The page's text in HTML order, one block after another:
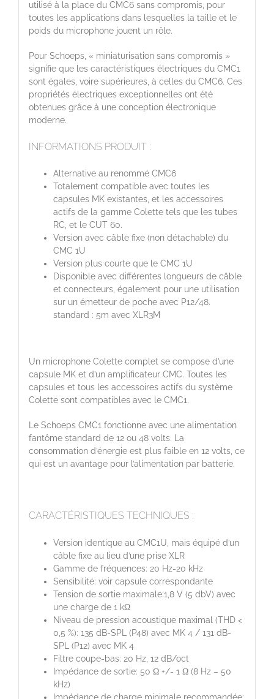
utilisé à la place du CMC6 sans compromis, pour
toutes les applications dans lesquelles la taille et le
poids du microphone jouent un rôle.
Pour Schoeps, « miniaturisation sans compromis »
signifie que les caractéristiques électriques du CMC1
sont égales, voire supérieures, à celles du CMC6. Ces
propriétés électriques exceptionnelles ont été
obtenues grâce à une conception électronique
moderne.
INFORMATIONS PRODUIT :
Alternative au renommé CMC6
Totalement compatible avec toutes les
capsules MK existantes, et les accessoires
actifs de la gamme Colette tels que les tubes
RC, et le CUT 60.
Version avec câble fixe (non détachable) du
CMC 1U
Version plus courte que le CMC 1U
Disponible avec différentes longueurs de câble
et connecteurs, également pour une utilisation
sur un émetteur de poche avec P12/48.
standard : 5m avec XLR3M
Un microphone Colette complet se compose d’une
capsule MK et d’un amplificateur CMC. Toutes les
capsules et tous les accessoires actifs du système
Colette sont compatibles avec le CMC1.
Le Schoeps CMC1 fonctionne avec une alimentation
fantôme standard de 12 ou 48 volts. La
consommation d’énergie est plus faible en 12 volts, ce
qui est un avantage pour l’alimentation par batterie.
CARACTÉRISTIQUES TECHNIQUES :
Version identique au CMC1U, mais équipé d’un
câble fixe au lieu d’une prise XLR
Gamme de fréquences: 20 Hz-20 kHz
Sensibilité: voir capsule correspondante
Tension de sortie maximale:1,8 V (5 dbV) avec
une charge de 1 kΩ
Niveau de pression acoustique maximal (THD <
0,5 %): 135 dB-SPL (P48) avec MK 4 / 131 dB-
SPL (P12) avec MK 4
Filtre coupe-bas: 20 Hz, 12 dB/oct
Impédance de sortie: 50 Ω +/- 1 Ω (8 Hz – 50
kHz)
Impédance de charge minimale recommandée: